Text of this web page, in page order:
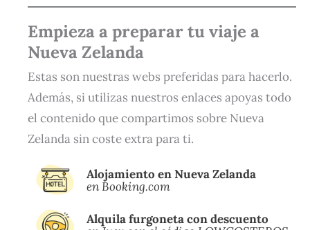
Empieza a preparar tu viaje a
Nueva Zelanda
Estas son nuestras webs preferidas para hacerlo.
Además, si utilizas nuestros enlaces apoyas todo
el contenido que compartimos sobre Nueva
Zelanda sin coste extra para ti.
Alojamiento en Nueva Zelanda
en Booking.com
Alquila furgoneta con descuento